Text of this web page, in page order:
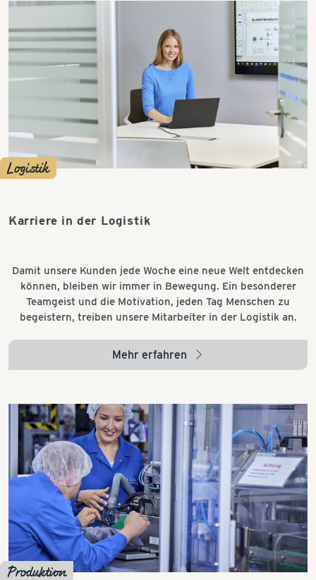
Logistik
Karriere in der Logistik
Damit unsere Kunden jede Woche eine neue Welt entdecken
können, bleiben wir immer in Bewegung. Ein besonderer
Teamgeist und die Motivation, jeden Tag Menschen zu
begeistern, treiben unsere Mitarbeiter in der Logistik an.
Mehr erfahren arrow_right
Produktion